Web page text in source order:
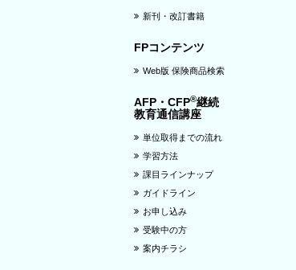
新刊・改訂書籍
FPコンテンツ
Web版 保険商品検索
AFP・CFP®継続
教育通信講座
単位取得までの流れ
学習方法
課目ラインナップ
ガイドライン
お申し込み
受験中の方
案内チラシ